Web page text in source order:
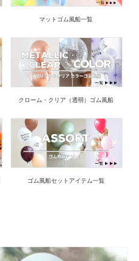
マットゴム風船一覧
クローム・クリア（透明）ゴム風船
ゴム風船セットアイテム一覧